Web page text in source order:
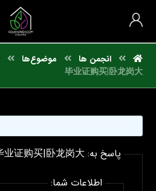
انجمن ها موضوع‌ها
毕业证购买|卧龙岗大
پاسخ به: 国外文凭推荐Wollongong毕业证购买|卧龙岗大
اطلاعات شما: